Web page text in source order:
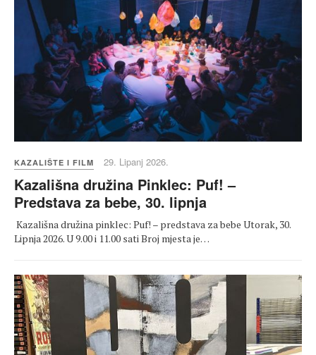
KAZALIŠTE I FILM 29. Lipanj 2026.
Kazališna družina Pinklec: Puf! –
Predstava za bebe, 30. lipnja
Kazališna družina pinklec: Puf! – predstava za bebe Utorak, 30.
Lipnja 2026. U 9.00 i 11.00 sati Broj mjesta je…